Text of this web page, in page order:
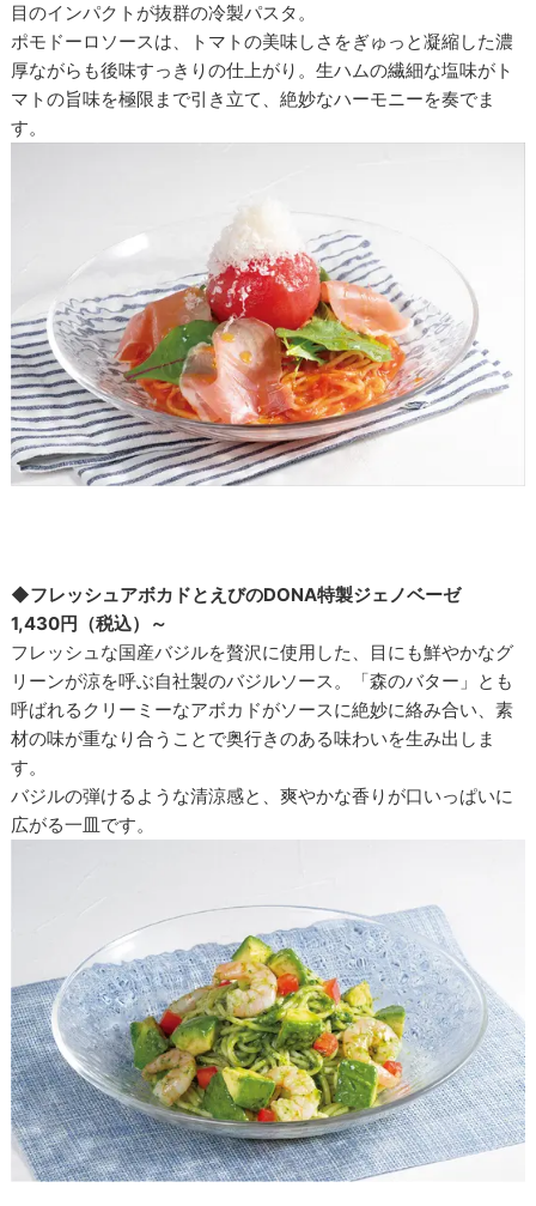
目のインパクトが抜群の冷製パスタ。
ポモドーロソースは、トマトの美味しさをぎゅっと凝縮した濃
厚ながらも後味すっきりの仕上がり。生ハムの繊細な塩味がト
マトの旨味を極限まで引き立て、絶妙なハーモニーを奏でま
す。
◆フレッシュアボカドとえびのDONA特製ジェノベーゼ
1,430円（税込）～
フレッシュな国産バジルを贅沢に使用した、目にも鮮やかなグ
リーンが涼を呼ぶ自社製のバジルソース。「森のバター」とも
呼ばれるクリーミーなアボカドがソースに絶妙に絡み合い、素
材の味が重なり合うことで奥行きのある味わいを生み出しま
す。
バジルの弾けるような清涼感と、爽やかな香りが口いっぱいに
広がる一皿です。